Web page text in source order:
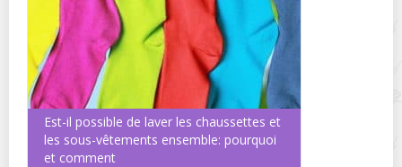
Est-il possible de laver les chaussettes et
les sous-vêtements ensemble: pourquoi
et comment